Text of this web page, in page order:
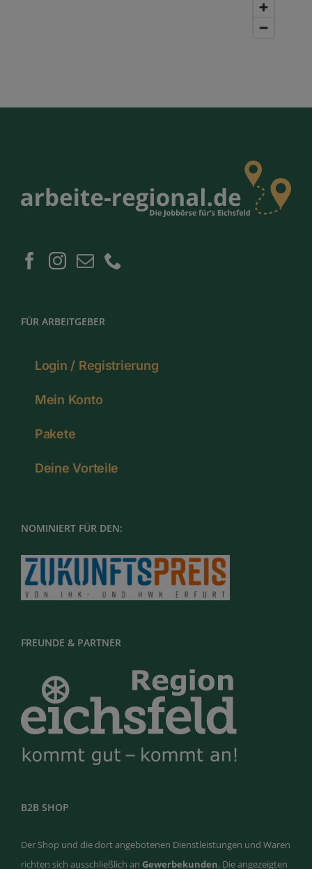
FÜR ARBEITGEBER
Login / Registrierung
Mein Konto
Pakete
Deine Vorteile
NOMINIERT FÜR DEN:
FREUNDE & PARTNER
B2B SHOP
Der Shop und die dort angebotenen Dienstleistungen und Waren
richten sich ausschließlich an Gewerbekunden. Die angezeigten